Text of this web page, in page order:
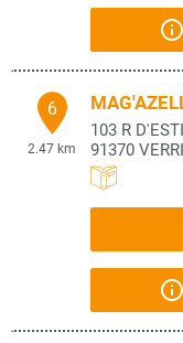
6
2.47 km
103 R
91370